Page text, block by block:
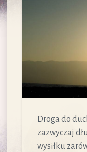
Droga do
zazwyczaj
wysiłku